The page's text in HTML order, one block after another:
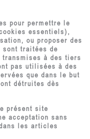
pour permettre le
essentiels),
ou proposer des
sont traitées de
à des tiers
pas utilisées à des
que dans le but
détruites dès
présent site
acceptation sans
les articles